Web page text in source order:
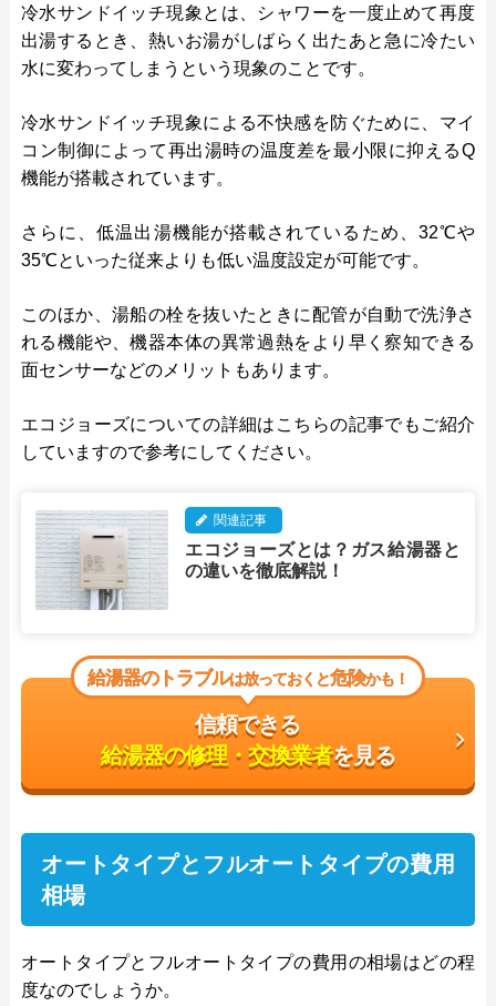
冷水サンドイッチ現象とは、シャワーを一度止めて再度
出湯するとき、熱いお湯がしばらく出たあと急に冷たい
水に変わってしまうという現象のことです。
冷水サンドイッチ現象による不快感を防ぐために、マイ
コン制御によって再出湯時の温度差を最小限に抑えるQ
機能が搭載されています。
さらに、低温出湯機能が搭載されているため、32℃や
35℃といった従来よりも低い温度設定が可能です。
このほか、湯船の栓を抜いたときに配管が自動で洗浄さ
れる機能や、機器本体の異常過熱をより早く察知できる
面センサーなどのメリットもあります。
エコジョーズについての詳細はこちらの記事でもご紹介
していますので参考にしてください。
関連記事
エコジョーズとは？ガス給湯器と
の違いを徹底解説！
給湯器のトラブルは放っておくと危険かも！
信頼できる
給湯器の修理・交換業者を見る
オートタイプとフルオートタイプの費用
相場
オートタイプとフルオートタイプの費用の相場はどの程
度なのでしょうか。